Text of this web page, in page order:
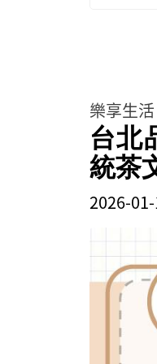
樂享生活
台北
統茶
2026-